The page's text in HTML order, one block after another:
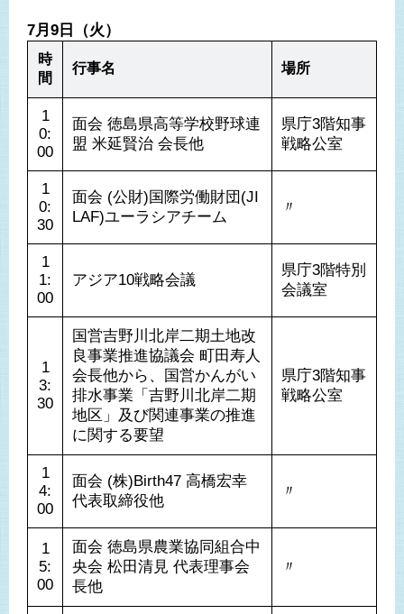
7月9日（火）
時
間
行事名 場所
1
0:
00
面会 徳島県高等学校野球連
盟 米延賢治 会長他
県庁3階知事
戦略公室
1
0:
30
面会 (公財)国際労働財団(JI
LAF)ユーラシアチーム
〃
1
1:
00
アジア10戦略会議
県庁3階特別
会議室
1
3:
30
国営吉野川北岸二期土地改
良事業推進協議会 町田寿人
会長他から、国営かんがい
排水事業「吉野川北岸二期
地区」及び関連事業の推進
に関する要望
県庁3階知事
戦略公室
1
4:
00
面会 (株)Birth47 高橋宏幸
代表取締役他
〃
1
5:
00
面会 徳島県農業協同組合中
央会 松田清見 代表理事会
長他
〃